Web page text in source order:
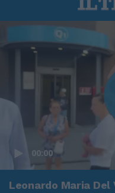
00:00
Leonardo Maria